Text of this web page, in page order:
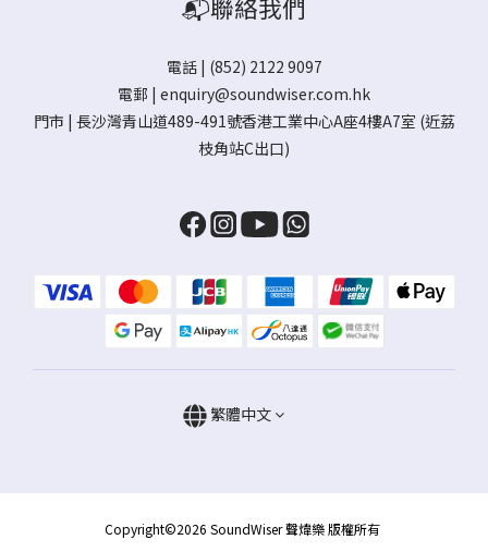
📬聯絡我們
電話 | (852) 2122 9097
電郵 | enquiry@soundwiser.com.hk
門市 | 長沙灣青山道489-491號香港工業中心A座4樓A7室 (近荔
枝角站C出口)
繁體中文
Copyright©2026 SoundWiser 聲煒樂 版權所有